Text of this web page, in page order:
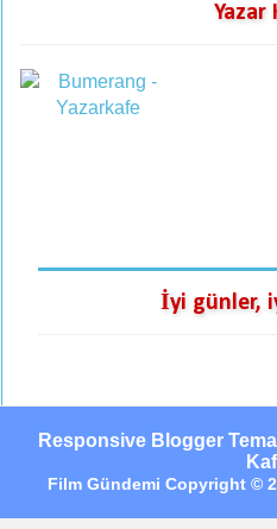
Yazar
İyi günler,
Responsive Blogger
Film Gündemi Copyright ©